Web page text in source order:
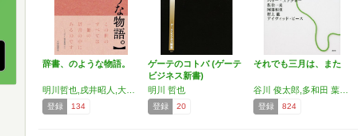
辞書、のような物語。
登録 134
ゲーテのコトバ (ゲーテ
ビジネス新書)
明川 哲也
登録 20
それでも三月は、また
登録 824